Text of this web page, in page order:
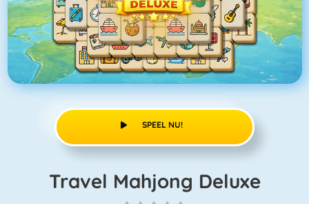
SPEEL NU!
Travel Mahjong Deluxe